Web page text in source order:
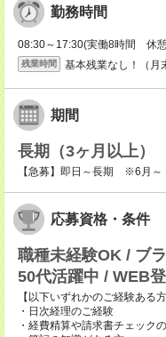
勤務時間
08:30～17:30(実働8時間 休
残業時間 基本残業なし！（月
期間
長期（3ヶ月以上）
【急募】即日～長期 ※6月～
応募資格・条件
職種未経験OK / ブ
50代活躍中 / WEB
【以下いずれかのご経験ある
・日次経理のご経験
・経費精算や請求書チェック